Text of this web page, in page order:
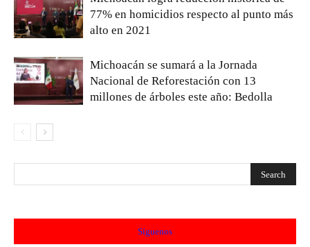
77% en homicidios respecto al punto más
alto en 2021
Michoacán se sumará a la Jornada
Nacional de Reforestación con 13
millones de árboles este año: Bedolla
Síguenos